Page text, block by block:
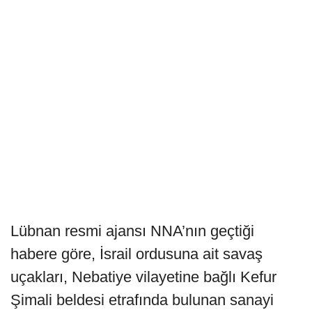
Lübnan resmi ajansı NNA’nın geçtiği
habere göre, İsrail ordusuna ait savaş
uçakları, Nebatiye vilayetine bağlı Kefur
Şimali beldesi etrafında bulunan sanayi